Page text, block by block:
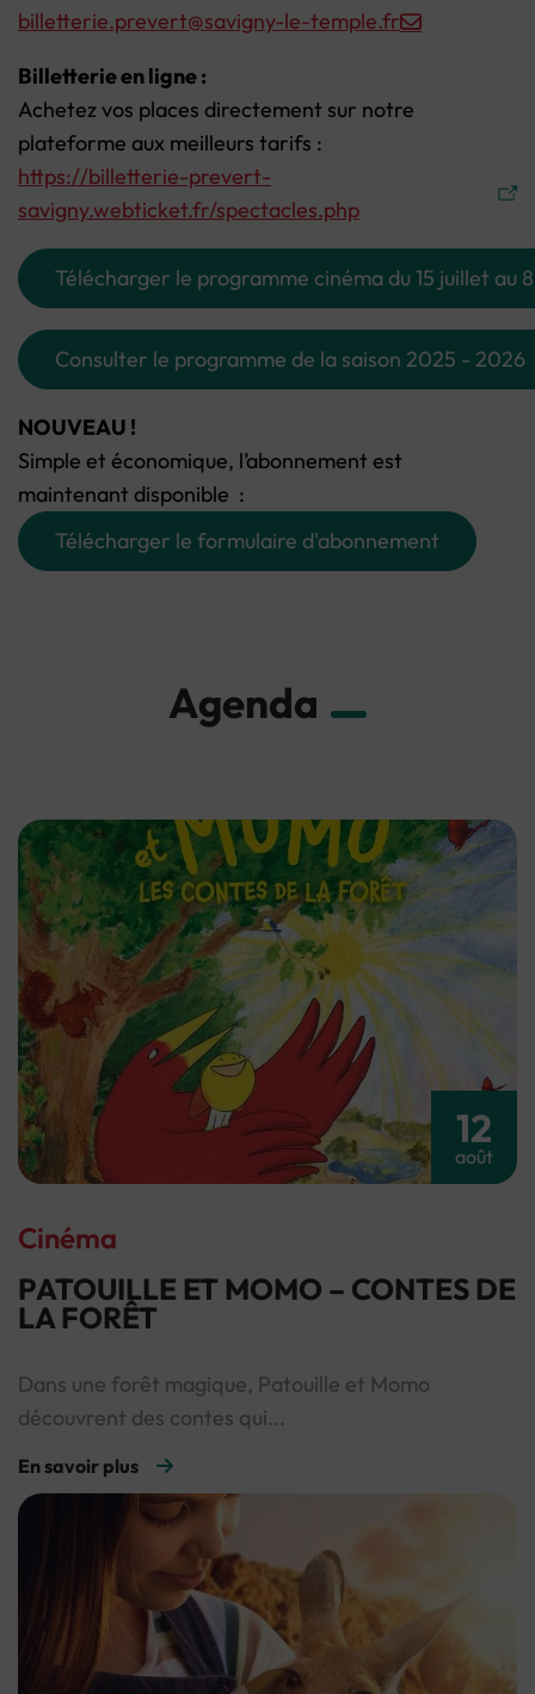
billetterie.prevert@savigny-le-temple.fr
Billetterie en ligne :
Achetez vos places directement sur notre
plateforme aux meilleurs tarifs :
https://billetterie-prevert-
savigny.webticket.fr/spectacles.php
Télécharger le programme cinéma du 15 juillet au
Consulter le programme de la saison 2025 - 2026
NOUVEAU !
Simple et économique, l’abonnement est
maintenant disponible :
Télécharger le formulaire d'abonnement
Agenda
12
août
Cinéma
PATOUILLE ET MOMO – CONTES DE
LA FORÊT
Dans une forêt magique, Patouille et Momo
découvrent des contes qui...
En savoir plus